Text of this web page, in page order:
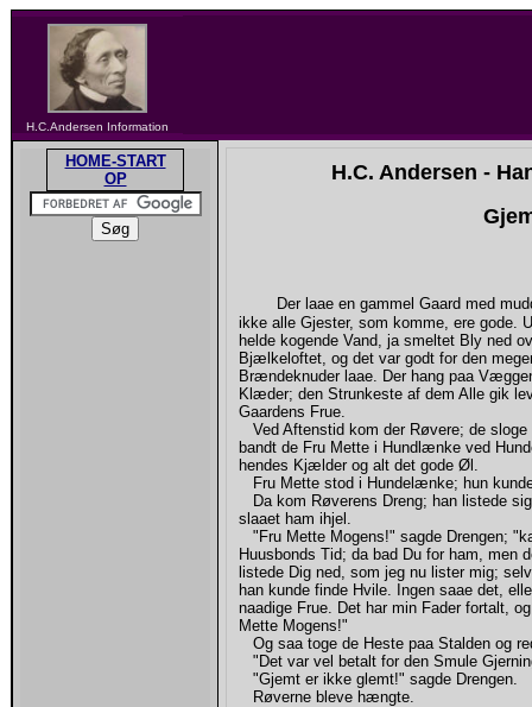
H.C.Andersen Information
HOME-START
OP
H.C. Andersen -
Der laae en gammel Gaard med
ikke alle Gjester, som komme, ere gode.
helde kogende Vand, ja smeltet Bly ned
Bjælkeloftet, og det var godt for den
Brændeknuder laae. Der hang paa
Klæder; den Strunkeste af dem Alle gik
Gaardens Frue.
Ved Aftenstid kom der Røvere; de
bandt de Fru Mette i Hundlænke ved
hendes Kjælder og alt det gode Øl.
Fru Mette stod i Hundelænke; hun
Da kom Røverens Dreng; han listede
slaaet ham ihjel.
"Fru Mette Mogens!" sagde Drengen;
Huusbonds Tid; da bad Du for ham, men
listede Dig ned, som jeg nu lister mig;
han kunde finde Hvile. Ingen saae det,
naadige Frue. Det har min Fader fortalt,
Mette Mogens!"
Og saa toge de Heste paa Stalden og
"Det var vel betalt for den Smule
"Gjemt er ikke glemt!" sagde Drengen.
Røverne bleve hængte.